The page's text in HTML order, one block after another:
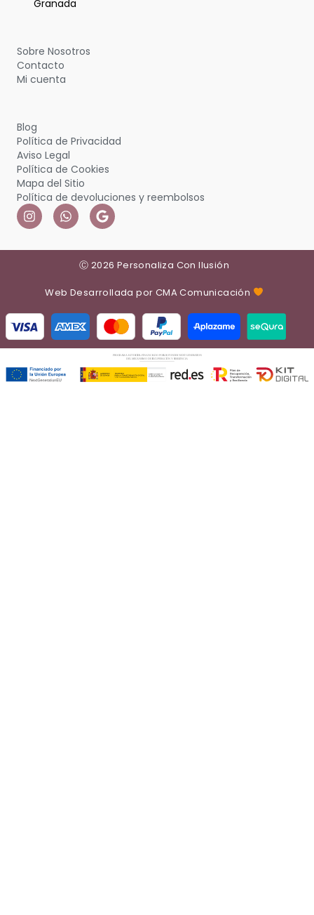
Granada
Sobre Nosotros
Contacto
Mi cuenta
Blog
Política de Privacidad
Aviso Legal
Política de Cookies
Mapa del Sitio
Política de devoluciones y reembolsos
Ⓒ 2026 Personaliza Con Ilusión
Web Desarrollada por CMA Comunicación